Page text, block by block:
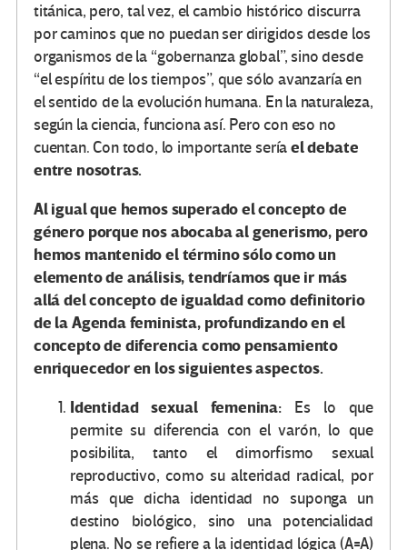
titánica, pero, tal vez, el cambio histórico discurra
por caminos que no puedan ser dirigidos desde los
organismos de la “gobernanza global”, sino desde
“el espíritu de los tiempos”, que sólo avanzaría en
el sentido de la evolución humana. En la naturaleza,
según la ciencia, funciona así. Pero con eso no
cuentan. Con todo, lo importante seríael debate
entre nosotras.
Al igual que hemos superado el concepto de
género porque nos abocaba al generismo, pero
hemos mantenido el término sólo como un
elemento de análisis, tendríamos que ir más
allá del concepto de igualdad como definitorio
de la Agenda feminista, profundizando en el
concepto de diferencia como pensamiento
enriquecedor en los siguientes aspectos.
Identidad sexual femenina:Es lo que
permite su diferencia con el varón, lo que
posibilita, tanto el dimorfismo sexual
reproductivo, como su alteridad radical, por
más que dicha identidad no suponga un
destino biológico, sino una potencialidad
plena. No se refiere a la identidad lógica (A=A)